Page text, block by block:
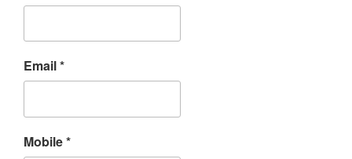
Email*
Mobile*